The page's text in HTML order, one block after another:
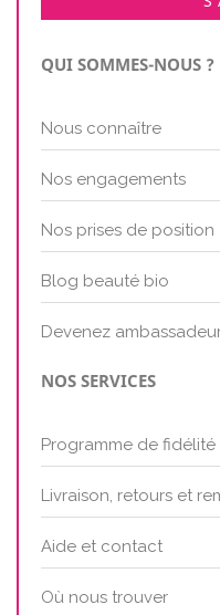
QUI SOMMES-NOUS ?
Nous connaître
Nos engagements
Nos prises de position
Blog beauté bio
Devenez
NOS SERVICES
Programme de fidélité
Livraison, retours et
Aide et contact
Où nous trouver